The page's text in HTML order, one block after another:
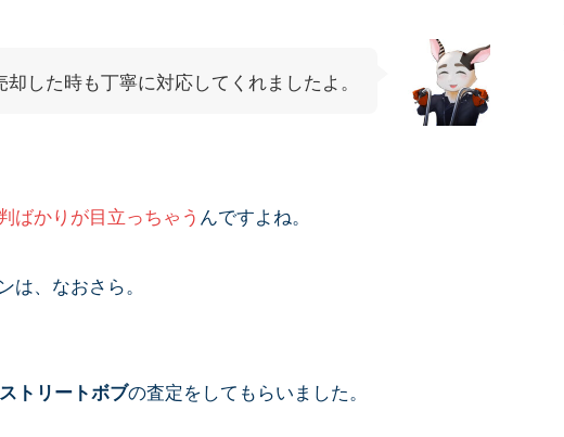
した時も丁寧に対応してくれましたよ。
ばかりが目立っちゃう んですよね。
は、なおさら。
トリートボブの査定をしてもらいました。